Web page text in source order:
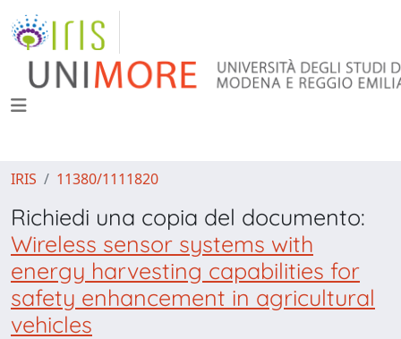
IRIS 11380/1111820
Richiedi una copia del documento:
Wireless sensor systems with
energy harvesting capabilities for
safety enhancement in agricultural
vehicles